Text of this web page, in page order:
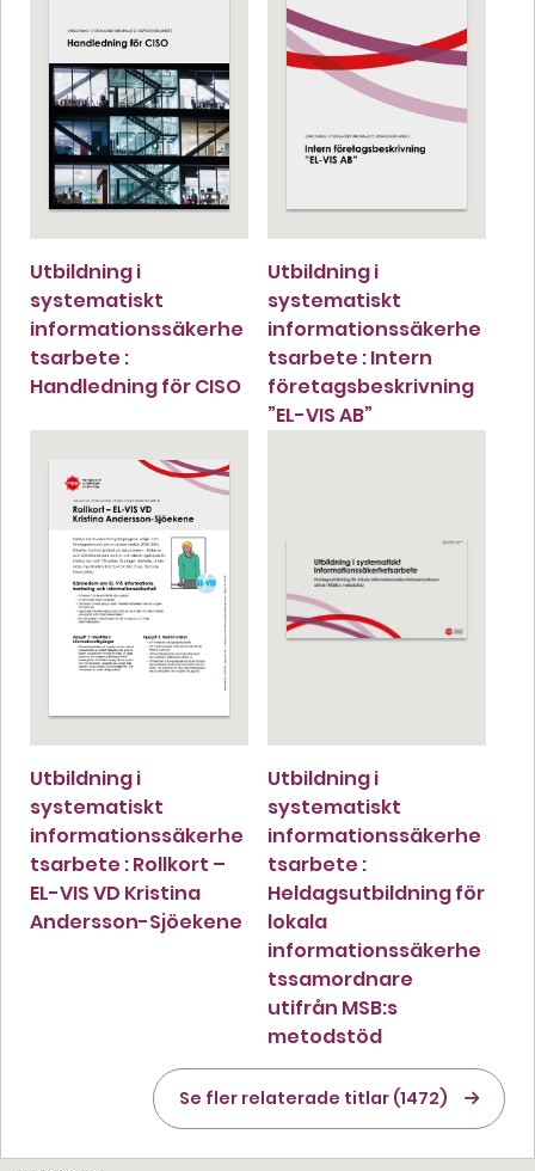
Utbildning i
systematiskt
informationssäkerhe
tsarbete :
Handledning för CISO
Utbildning i
systematiskt
informationssäkerhe
tsarbete : Intern
företagsbeskrivning
”EL-VIS AB”
Utbildning i
systematiskt
informationssäkerhe
tsarbete : Rollkort –
EL-VIS VD Kristina
Andersson-Sjöekene
Utbildning i
systematiskt
informationssäkerhe
tsarbete :
Heldagsutbildning för
lokala
informationssäkerhe
tssamordnare
utifrån MSB:s
metodstöd
Se fler relaterade titlar (1472)